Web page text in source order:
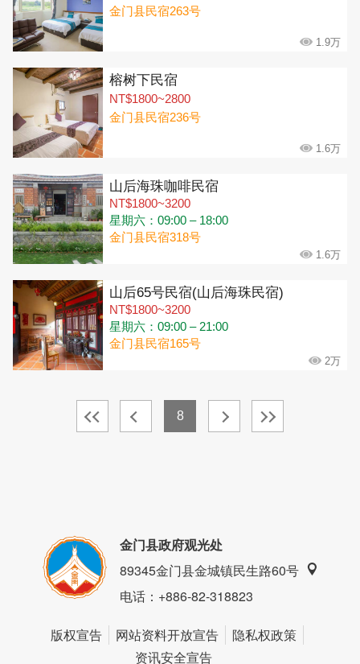
金门县民宿263号
1.9万
榕树下民宿
NT$1800~2800
金门县民宿236号
1.6万
山后海珠咖啡民宿
NT$1800~3200
星期六：09:00 – 18:00
金门县民宿318号
1.6万
山后65号民宿(山后海珠民宿)
NT$1800~3200
星期六：09:00 – 21:00
金门县民宿165号
2万
8
金门县政府观光处
89345金门县金城镇民生路60号
电话：+886-82-318823
版权宣告 网站资料开放宣告
隐私权政策
资讯安全宣告